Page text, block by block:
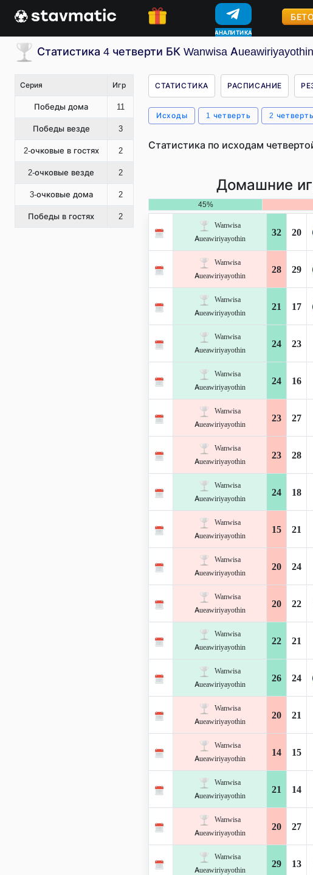
КОНКУРСЫ
Статистика 4 четверти БК Wanwisa
Серия Игр
Победы дома 11
Победы везде 3
2-очковые в гостях 2
2-очковые везде 2
3-очковые дома 2
Победы в гостях 2
СТАТИСТИКА РАСПИСАНИЕ
Исходы 1 четверть 2 четверть
Статистика по исходам
Домашние
45%
Wanwisa
Aueawiriyayothin
32 20
Wanwisa
Aueawiriyayothin
28 29
Wanwisa
Aueawiriyayothin
21 17
Wanwisa
Aueawiriyayothin
24 23
Wanwisa
Aueawiriyayothin
24 16
Wanwisa
Aueawiriyayothin
23 27
Wanwisa
Aueawiriyayothin
23 28
Wanwisa
Aueawiriyayothin
24 18
Wanwisa
Aueawiriyayothin
15 21
Wanwisa
Aueawiriyayothin
20 24
Wanwisa
Aueawiriyayothin
20 22
Wanwisa
Aueawiriyayothin
22 21
Wanwisa
Aueawiriyayothin
26 24
Wanwisa
Aueawiriyayothin
20 21
Wanwisa
Aueawiriyayothin
14 15
Wanwisa
Aueawiriyayothin
21 14
Wanwisa
Aueawiriyayothin
20 27
Wanwisa
Aueawiriyayothin
29 13